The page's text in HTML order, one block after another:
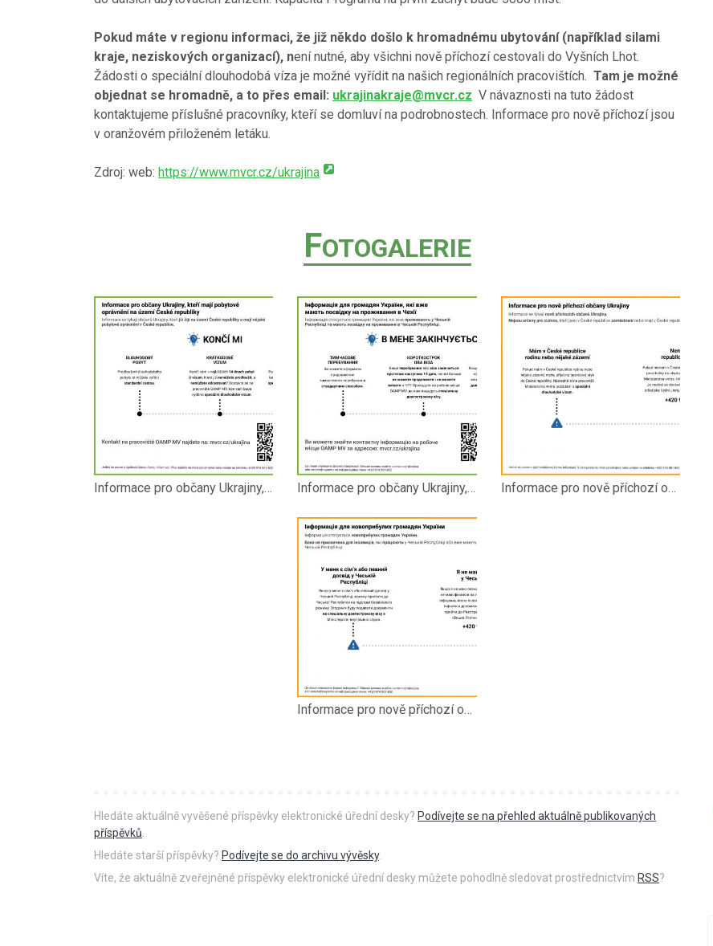
Pokud máte v regionu informaci, že již někdo došlo k hromadnému ubytování (například silami
kraje, neziskových organizací), není nutné, aby všichni nově příchozí cestovali do Vyšních Lhot.
Žádosti o speciální dlouhodobá víza je možné vyřídit na našich regionálních pracovištích. Tam je možné
objednat se hromadně, a to přes email: ukrajinakraje@mvcr.cz V návaznosti na tuto žádost
kontaktujeme příslušné pracovníky, kteří se domluví na podrobnostech. Informace pro nově příchozí jsou
v oranžovém přiloženém letáku.
Zdroj: web: https://www.mvcr.cz/ukrajina
FOTOGALERIE
Informace pro občany Ukrajiny, kteří mají pobytové oprávnění na území České republiky CZ.pdf Informace pro občany Ukrajiny, kteří mají pobytové oprávnění na území České republiky UA Informace pro nově příchozí občany Ukrajiny CZ
Informace pro nově příchozí občany Ukrajiny UA
Hledáte aktuálně vyvěšené příspěvky elektronické úřední desky? Podívejte se na přehled aktuálně publikovaných
příspěvků
Hledáte starší příspěvky? Podívejte se do archivu vývěsky.
Víte, že aktuálně zveřejněné příspěvky elektronické úřední desky můžete pohodlně sledovat prostřednictvím RSS?